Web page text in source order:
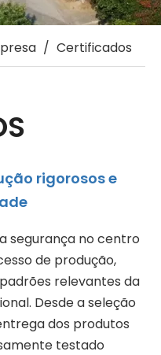
/ Certificados
rigorosos e
segurança no centro
de produção,
relevantes da
Desde a seleção
dos produtos
testado